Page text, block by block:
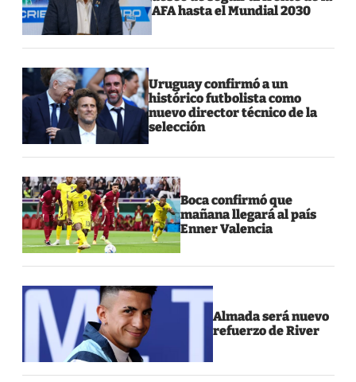
AFA hasta el Mundial 2030
Uruguay confirmó a un
histórico futbolista como
nuevo director técnico de la
selección
Boca confirmó que
mañana llegará al país
Enner Valencia
Almada será nuevo
refuerzo de River